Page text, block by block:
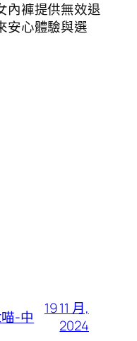
內褲提供無效退
安心體驗與選
-中
19 11 月,
2024